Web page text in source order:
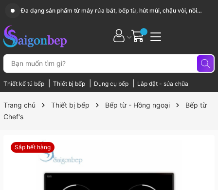
Sài Gòn Bếp chuyên thiết bị bếp, gia dụng bếp cao cấp
Thiết kế tủ bếp Thiết bị bếp Dụng cụ bếp Lắp đặt - sửa chữa
Trang chủ Thiết bị bếp Bếp từ - Hồng ngoại
Bếp từ
Chef's
Sắp hết hàng